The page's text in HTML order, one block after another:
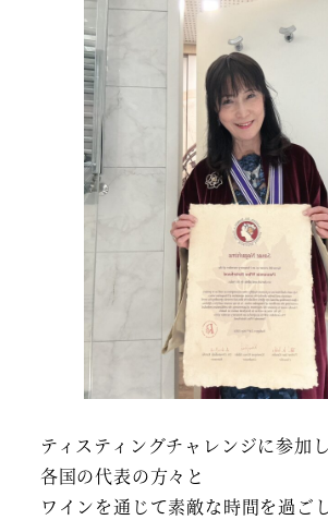
ティスティングチャレンジに参加し
各国の代表の方々と
ワインを通じて素敵な時間を過ご